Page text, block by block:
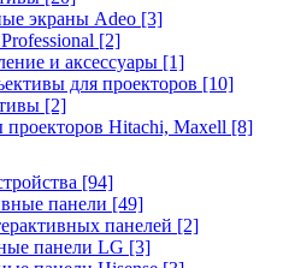
экраны Adeo [3]
[2]
и аксессуары [1]
для проекторов [10]
[2]
Hitachi, Maxell [8]
[94]
панели [49]
панелей [2]
панели LG [3]